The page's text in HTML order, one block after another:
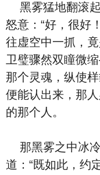
黑雾猛地翻滚
怒意：“好，很好
往虚空中一抓，
卫璧骤然双瞳微
那个灵魂，纵使
便能认出来，那
的那个人。
那黑雾之中冰
道：“既如此，约